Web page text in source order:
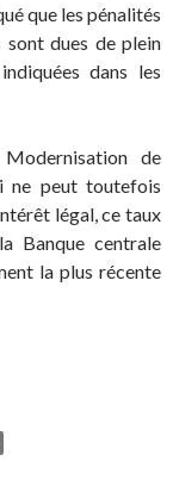
que les pénalités
dues de plein
dans les
de
ne peut toutefois
légal, ce taux
Banque centrale
la plus récente